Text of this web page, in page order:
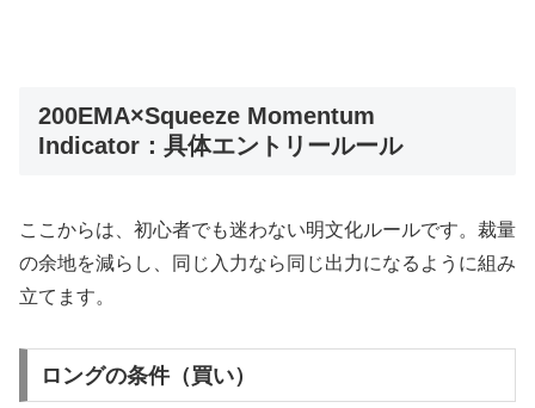
200EMA×Squeeze Momentum
Indicator：具体エントリールール
ここからは、初心者でも迷わない明文化ルールです。裁量
の余地を減らし、同じ入力なら同じ出力になるように組み
立てます。
ロングの条件（買い）